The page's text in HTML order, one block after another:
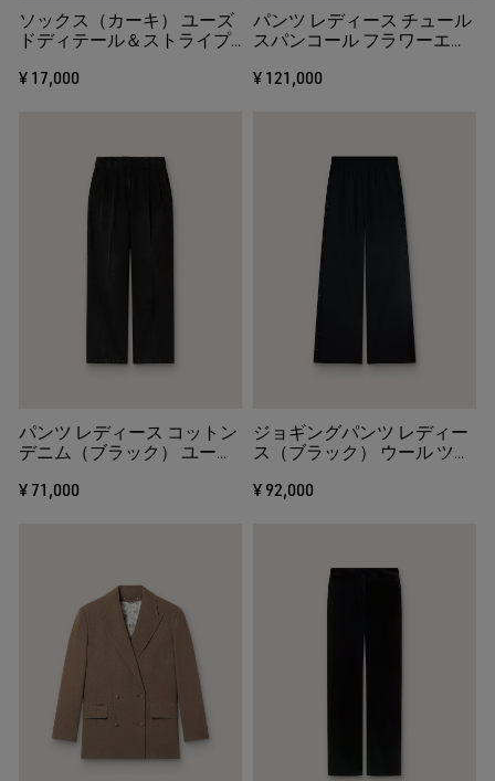
ソックス（カーキ） ユーズ
ドディテール＆ストライプ
ン）
¥ 17,000
パンツ レディース チュール
スパンコール フラワーエン
¥ 121,000
パンツ レディース コットン
デニム（ブラック） ユーズ
¥ 71,000
ジョギングパンツ レディー
ス（ブラック） ウール ツイ
ダリー
¥ 92,000